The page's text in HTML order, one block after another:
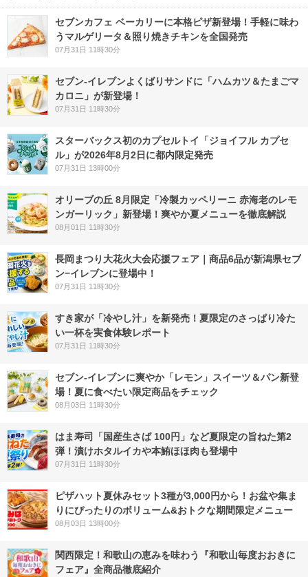
セブンカフェ ベーカリーに本格ピザ新登場！手軽に味わ
うマルゲリータ＆照り焼きチキンを全国発売
07月31日 11時30分
セブン‐イレブンよくばりサンドに「ハムカツ＆たまごマ
カロニ」が新登場！
07月31日 11時30分
スターバックス初のカプセルトイ「ジョイフル カプセ
ル」が2026年8月2日に都内限定発売
07月31日 13時00分
オリーブの丘 8月限定「冷製カッペリーニ 赤海老のレモ
ンガーリック」新登場！爽やか夏メニューを徹底解説
08月01日 11時30分
長岡まつり大花火大会応援フェア｜商品6品が新潟県セブ
ン−イレブンに登場中！
07月31日 11時30分
すき家が「冷やし汁」を新発売！夏限定のさっぱり冷た
い一杯を実食体験レポート
07月31日 11時30分
セブン‐イレブンに爽やか「レモン」スイーツ＆パン新登
場！夏に食べたい限定商品をチェック
08月03日 11時30分
はま寿司「国産生さば 100円」など夏限定の旨ねた第2
弾！漬けホタルイカや本鮪ほほ肉も登場中
07月31日 11時30分
ピザハット夏休みセット3種が3,000円から！お盆や集ま
りにぴったりのボリューム&おトクな期間限定メニュー
08月03日 13時00分
関西限定！和歌山の恵みを味わう『和歌山毎度おおきに
フェア』全商品徹底紹介